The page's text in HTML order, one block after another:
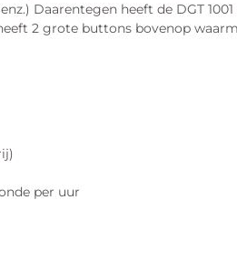
Daarentegen heeft de DGT 1001
2 grote buttons bovenop
per uur